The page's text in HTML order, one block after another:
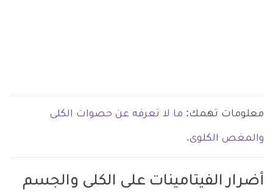
معلومات تهمك: ما لا تعرفه عن حصوات الكلى
والمغص الكلوى.
أضرار الفيتامينات على الكلى والجسم